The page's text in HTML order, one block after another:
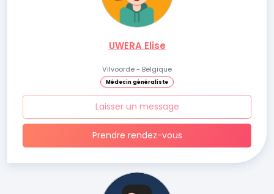
UWERA Elise
Vilvoorde - Belgique
Médecin généraliste
Laisser un message
Prendre rendez-vous